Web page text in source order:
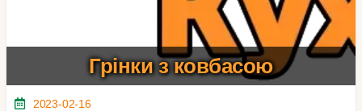
Грінки з ковбасою
2023-02-16